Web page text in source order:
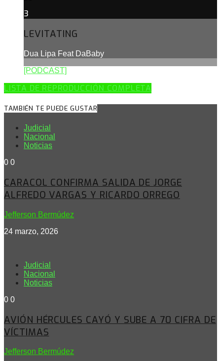
3
LEVITATING
Dua Lipa Feat DaBaby
[PODCAST]
LISTA DE REPRODUCCIÓN COMPLETA
TAMBIÉN TE PUEDE GUSTAR
Judicial
Nacional
Noticias
0 0
CARACOL CONFIRMA SALIDA DE JORGE
ALFREDO VARGAS Y RICARDO ORREGO
Jefferson Bermúdez
24 marzo, 2026
Judicial
Nacional
Noticias
0 0
AVIÓN HÉRCULES CAYÓ Y SUBE A 70 CIFRA DE
VÍCTIMAS
Jefferson Bermúdez